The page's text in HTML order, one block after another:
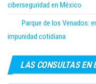
ciberseguridad en México
Parque de los Venados:
impunidad cotidiana
LAS CONSULTAS EN